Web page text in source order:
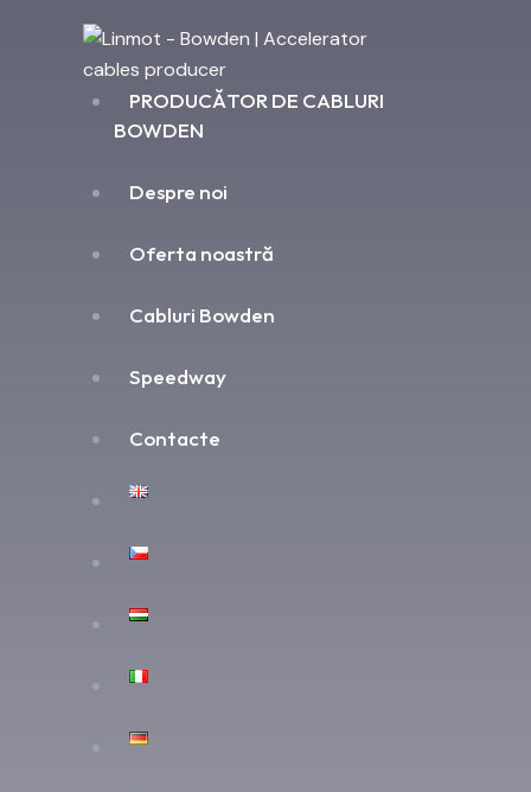
PRODUCĂTOR DE CABLURI
BOWDEN
Despre noi
Oferta noastră
Cabluri Bowden
Speedway
Contacte